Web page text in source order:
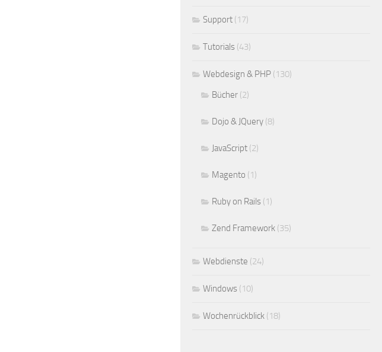
Support (17)
Tutorials (43)
Webdesign & PHP (130)
Bücher (2)
Dojo & JQuery (8)
JavaScript (2)
Magento (1)
Ruby on Rails (1)
Zend Framework (35)
Webdienste (24)
Windows (10)
Wochenrückblick (18)